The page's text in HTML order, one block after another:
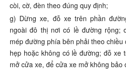
còi, cờ, đèn theo đúng quy định;
g) Dừng xe, đỗ xe trên phần
ngoài đô thị nơi có lề đường rộng;
mép đường phía bên phải theo
hẹp hoặc không có lề đường; đỗ xe
mở cửa xe, để cửa xe mở không bảo